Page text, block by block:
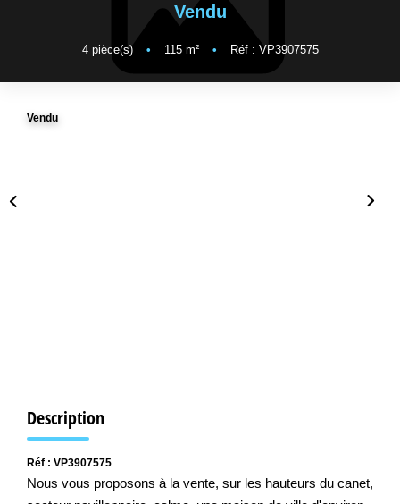
NOS AGENCES
ÉTUDE FINANCIÈRE
Vendu
4pièce(s) • 115m² • Réf : VP3907575
Vendu
Description
Réf : VP3907575
Nous vous proposons à la vente, sur les hauteurs du canet,